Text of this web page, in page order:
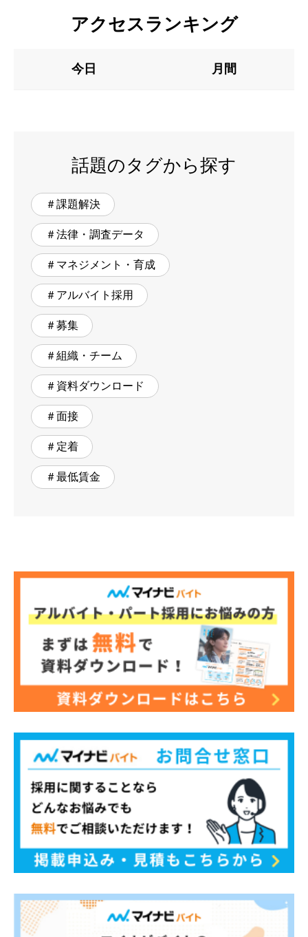
アクセスランキング
今日 月間
話題のタグから探す
＃課題解決
＃法律・調査データ
＃マネジメント・育成
＃アルバイト採用
＃募集
＃組織・チーム
＃資料ダウンロード
＃面接
＃定着
＃最低賃金